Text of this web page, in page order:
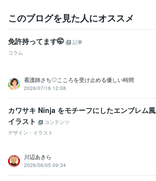
このブログを見た人にオススメ
免許持ってます🤭
記事
コラム
看護師さち♡こころを受け止める優しい時間
2026/07/16 12:08
カワサキ Ninja をモチーフにしたエンブレム風
イラスト
コンテンツ
デザイン・イラスト
川辺あきら
2026/06/05 09:34